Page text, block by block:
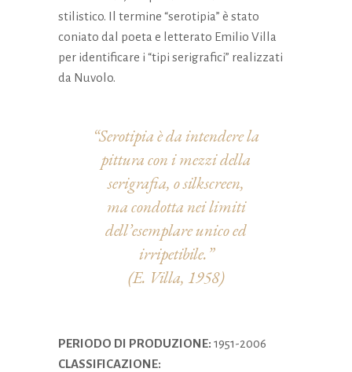
stilistico. Il termine “serotipia” è stato
coniato dal poeta e letterato Emilio Villa
per identificare i “tipi serigrafici” realizzati
da Nuvolo.
“Serotipia è da intendere la
pittura con i mezzi della
serigrafia, o silkscreen,
ma condotta nei limiti
dell’esemplare unico ed
irripetibile.”
(E. Villa, 1958)
PERIODO DI PRODUZIONE: 1951-2006
CLASSIFICAZIONE: